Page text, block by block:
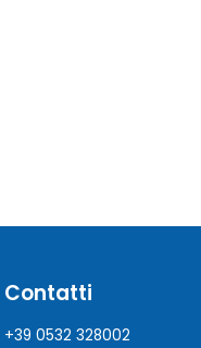
Contatti
+39 0532 328002